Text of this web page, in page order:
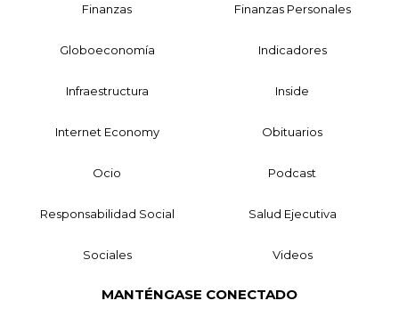
Finanzas Finanzas Personales
Globoeconomía Indicadores
Infraestructura Inside
Internet Economy Obituarios
Ocio Podcast
Responsabilidad Social Salud Ejecutiva
Sociales Videos
MANTÉNGASE CONECTADO